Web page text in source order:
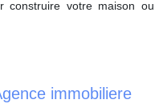
construire votre maison ou
immobiliere